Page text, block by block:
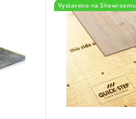
Vystaveno na Showroomu